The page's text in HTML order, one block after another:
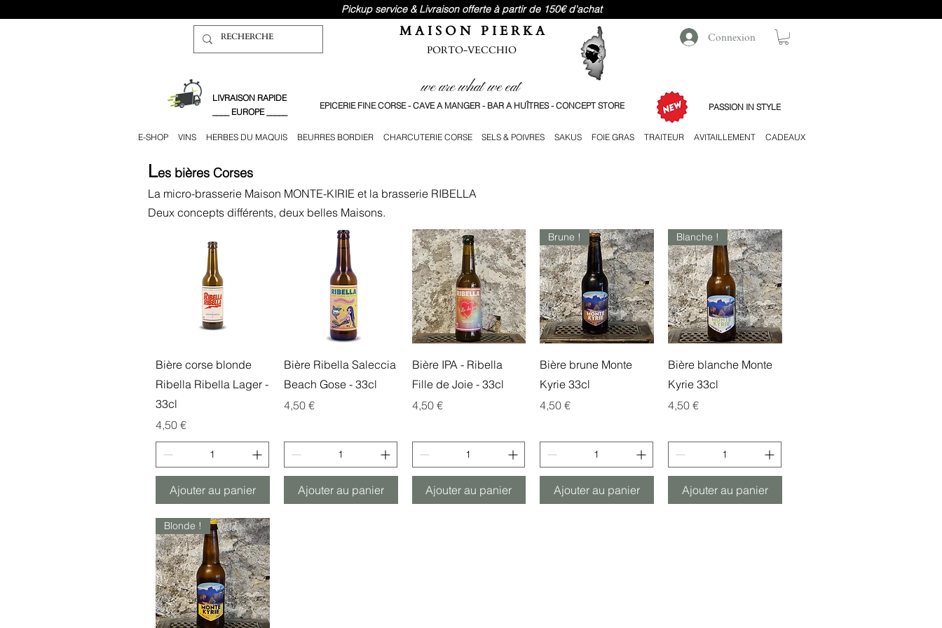
Pickup service & Livraison offerte à partir de 150€ d'achat
M A I S O N P I E R K A
PORTO-VECCHIO
​LIVRAISON RAPIDE
____ EUROPE _____
we are what we eat
EPICERIE FINE CORSE - CAVE A MANGER - BAR A HUÎTRES - CONCEPT STORE
Connexion
PASSION IN STYLE
E-SHOP VINS HERBES DU MAQUIS BEURRES BORDIER CHARCUTERIE CORSE SELS & POIVRES SAKUS FOIE GRAS TRAITEUR AVITAILLEMENT CADEAUX
Les bières Corses
La micro-brasserie Maison MONTE-KIRIE et la brasserie RIBELLA
Deux concepts différents, deux belles Maisons.
Aperçu rapide
Bière corse blonde
Ribella Ribella Lager -
33cl
Prix
4,50 €
Ajouter au panier
Aperçu rapide
Bière Ribella Saleccia
Beach Gose - 33cl
Prix
4,50 €
Ajouter au panier
Aperçu rapide
Bière IPA - Ribella
Fille de Joie - 33cl
Prix
4,50 €
Ajouter au panier
Aperçu rapide
Brune !
Bière brune Monte
Kyrie 33cl
Prix
4,50 €
Ajouter au panier
Aperçu rapide
Blanche !
Bière blanche Monte
Kyrie 33cl
Prix
4,50 €
Ajouter au panier
Blonde !